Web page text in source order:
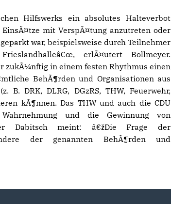
Hilfswerks ein absolutes Halteverbot
mit VerspÃ¤tung anzutreten oder
war, beispielsweise durch Teilnehmer
erlÃ¤utert Bollmeyer.
zukÃ¼nftig in einem festen Rhythmus einen
BehÃ¶rden und Organisationen aus
DRK, DLRG, DGzRS, THW, Feuerwehr,
kÃ¶nnen. Das THW und auch die CDU
und die Gewinnung von
Dabitsch meint: â€žDie Frage der
der genannten BehÃ¶rden und